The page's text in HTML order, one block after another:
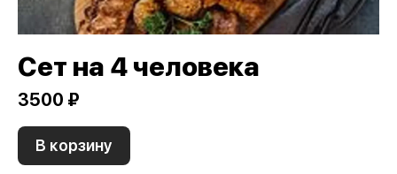
Сет на 4 человека
3500 ₽
В корзину